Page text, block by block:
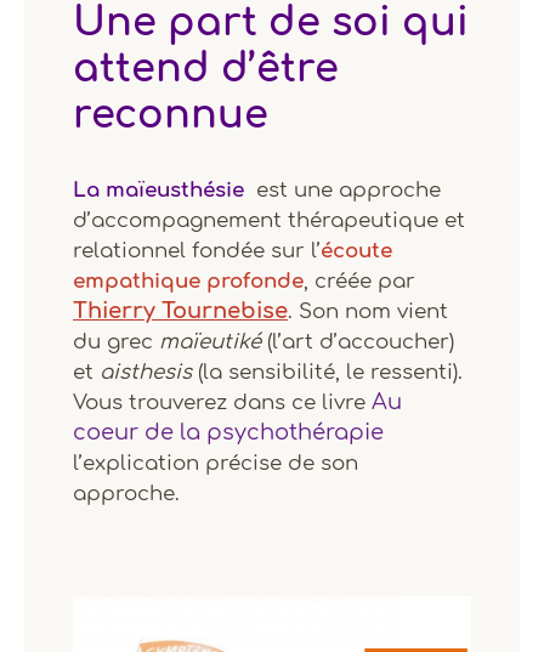
Une part de soi qui
attend d’être
reconnue
La maïeusthésie est une approche
d’accompagnement thérapeutique et
relationnel fondée sur l’écoute
empathique profonde, créée par
Thierry Tournebise. Son nom vient
du grec maïeutiké(l’art d’accoucher)
et aisthesis(la sensibilité, le ressenti).
Vous trouverez dans ce livreAu
coeur de la psychothérapie
l’explication précise de son
approche.